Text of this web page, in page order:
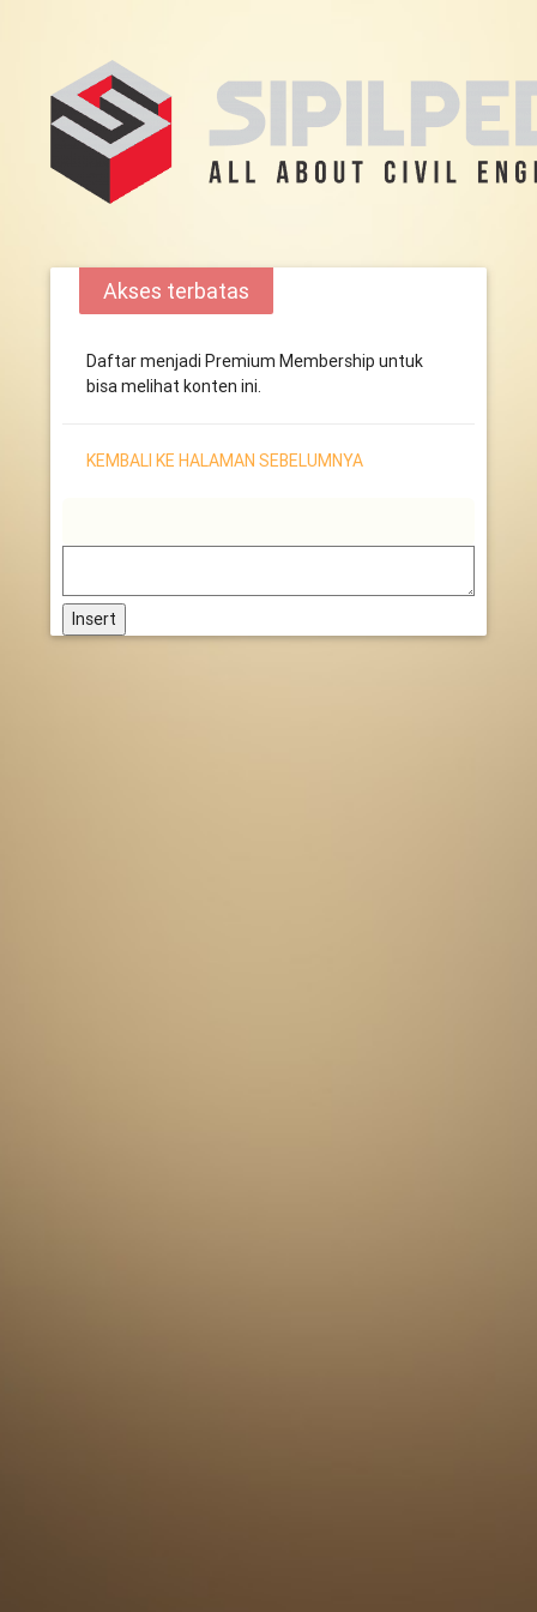
Akses terbatas
Daftar menjadi Premium Membership untuk
bisa melihat konten ini.
KEMBALI KE HALAMAN SEBELUMNYA
Insert